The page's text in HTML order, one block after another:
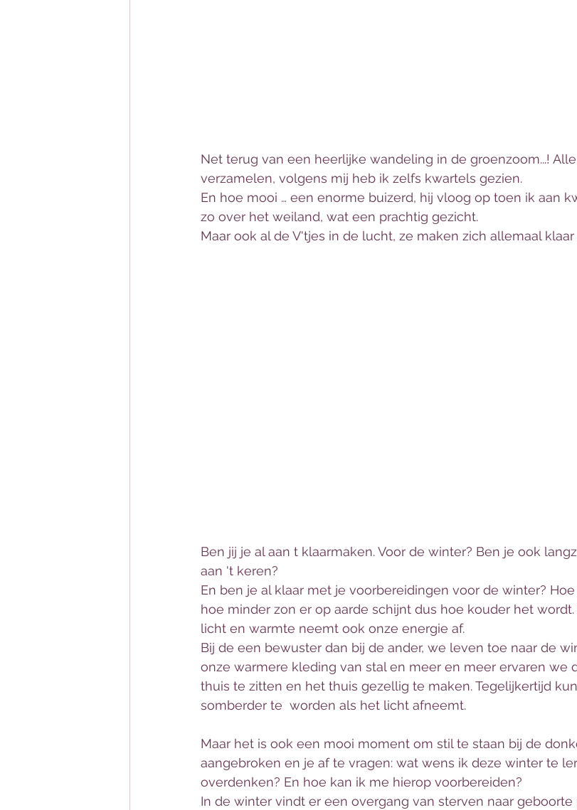
Net terug van een heerlijke wandeling in de groenzoom...!
verzamelen, volgens mij heb ik zelfs kwartels gezien.
En hoe mooi … een enorme buizerd, hij vloog op toen ik aan
zo over het weiland, wat een prachtig gezicht.
Maar ook al de V'tjes in de lucht, ze maken zich allemaal
Ben jij je al aan t klaarmaken. Voor de winter? Ben je ook
aan 't keren?
En ben je al klaar met je voorbereidingen voor de winter?
hoe minder zon er op aarde schijnt dus hoe kouder het
licht en warmte neemt ook onze energie af.
Bij de een bewuster dan bij de ander, we leven toe naar de
onze warmere kleding van stal en meer en meer ervaren we
thuis te zitten en het thuis gezellig te maken. Tegelijkertijd
somberder te  worden als het licht afneemt.
Maar het is ook een mooi moment om stil te staan bij de
aangebroken en je af te vragen: wat wens ik deze winter te
overdenken? En hoe kan ik me hierop voorbereiden?
In de winter vindt er een overgang van sterven naar